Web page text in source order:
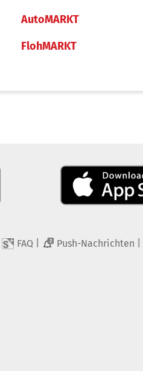
AutoMARKT
FlohMARKT
FAQ 2 Push-Nachrichten